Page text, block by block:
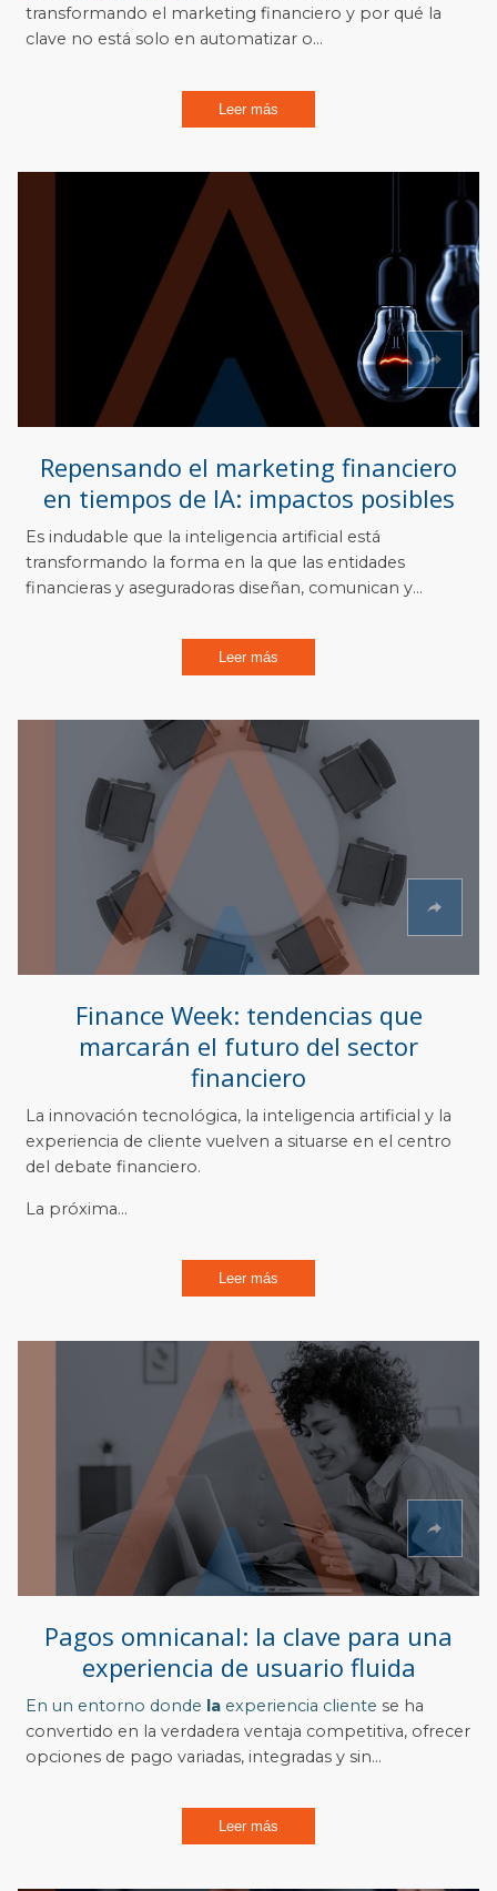
transformando el marketing financiero y por qué la
clave no está solo en automatizar o...
Leer más
Repensando el marketing financiero
en tiempos de IA: impactos posibles
Es indudable que la inteligencia artificial está
transformando la forma en la que las entidades
financieras y aseguradoras diseñan, comunican y...
Leer más
Finance Week: tendencias que
marcarán el futuro del sector
financiero
La innovación tecnológica, la inteligencia artificial y la
experiencia de cliente vuelven a situarse en el centro
del debate financiero.
La próxima...
Leer más
Pagos omnicanal: la clave para una
experiencia de usuario fluida
En un entorno donde la experiencia cliente se ha
convertido en la verdadera ventaja competitiva, ofrecer
opciones de pago variadas, integradas y sin...
Leer más